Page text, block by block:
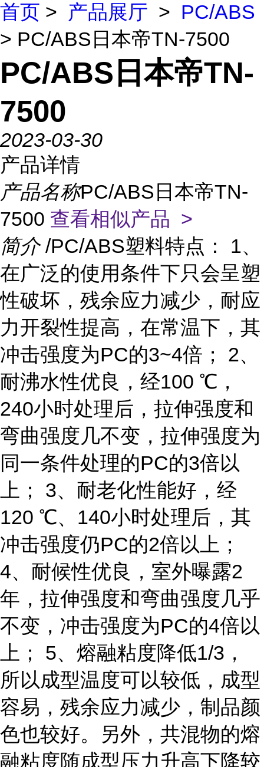
首页 > 产品展厅 > PC/ABS
> PC/ABS日本帝TN-7500
PC/ABS日本帝TN-
7500
2023-03-30
产品详情
产品名称PC/ABS日本帝TN-
7500 查看相似产品 >
简介 /PC/ABS塑料特点： 1、
在广泛的使用条件下只会呈塑
性破坏，残余应力减少，耐应
力开裂性提高，在常温下，其
冲击强度为PC的3~4倍； 2、
耐沸水性优良，经100 ℃，
240小时处理后，拉伸强度和
弯曲强度几不变，拉伸强度为
同一条件处理的PC的3倍以
上； 3、耐老化性能好，经
120 ℃、140小时处理后，其
冲击强度仍PC的2倍以上；
4、耐候性优良，室外曝露2
年，拉伸强度和弯曲强度几乎
不变，冲击强度为PC的4倍以
上； 5、熔融粘度降低1/3，
所以成型温度可以较低，成型
容易，残余应力减少，制品颜
色也较好。另外，共混物的熔
融粘度随成型压力升高下降较